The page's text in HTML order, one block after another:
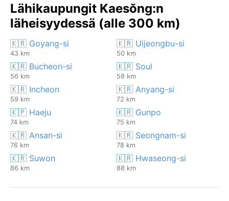
Lähikaupungit Kaesŏng:n
läheisyydessä (alle 300 km)
🇰🇷 Goyang-si
43 km
🇰🇷 Uijeongbu-si
50 km
🇰🇷 Bucheon-si
56 km
🇰🇷 Soul
58 km
🇰🇷 Incheon
59 km
🇰🇷 Anyang-si
72 km
🇰🇵 Haeju
74 km
🇰🇷 Gunpo
75 km
🇰🇷 Ansan-si
76 km
🇰🇷 Seongnam-si
78 km
🇰🇷 Suwon
86 km
🇰🇷 Hwaseong-si
88 km